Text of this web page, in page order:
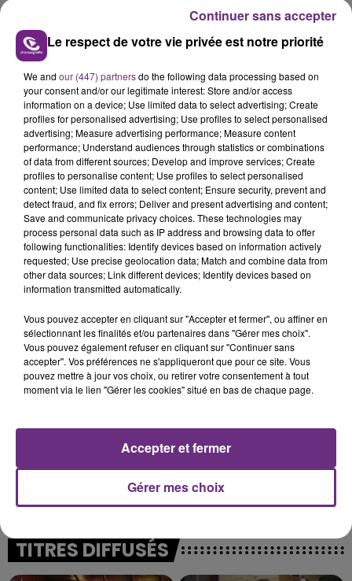
Pas de nouveau décès non plus à signaler dans les
quatre départements de l'ex-Champagne-Ardenne..
FIL D'ACTUS
LA CENTRALE NUCLÉAIRE DE CHOOZ
TOUJOURS À L'ARRÊT
nucléaire ardennaise est à l'arrêt. Une situation
justifiée par la sécheresse intense qui est toujours
présente.
LE MAGASIN JOUÉCLUB DE REIMS FERME
fermer ses portes.
TITRES DIFFUSÉS
Le respect de votre vie privée est notre priorité
We and our (447) partnersdo the following data processing based on
your consent and/or our legitimate interest: Store and/or access
information on a device; Use limited data to select advertising; Create
profiles for personalised advertising; Use profiles to select personalised
advertising; Measure advertising performance; Measure content
performance; Understand audiences through statistics or combinations
of data from different sources; Develop and improve services; Create
profiles to personalise content; Use profiles to select personalised
content; Use limited data to select content; Ensure security, prevent and
detect fraud, and fix errors; Deliver and present advertising and content;
Save and communicate privacy choices. These technologies may
process personal data such as IP address and browsing data to offer
following functionalities: Identify devices based on information actively
requested; Use precise geolocation data; Match and combine data from
other data sources; Link different devices; Identify devices based on
information transmitted automatically.
Vous pouvez accepter en cliquant sur "Accepter et fermer", ou affiner en
sélectionnant les finalités et/ou partenaires dans "Gérer mes choix".
Vous pouvez également refuser en cliquant sur "Continuer sans
accepter". Vos préférences ne s'appliqueront que pour ce site. Vous
pouvez mettre à jour vos choix, ou retirer votre consentement à tout
moment via le lien "Gérer les cookies" situé en bas de chaque page.
Gérer mes choix
Accepter et fermer
Continuer sans accepter